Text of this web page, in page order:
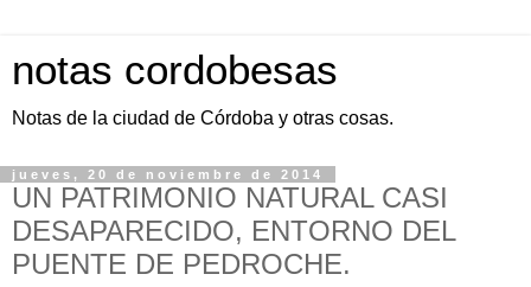
notas cordobesas
Notas de la ciudad de Córdoba y otras cosas.
jueves, 20 de noviembre de 2014
UN PATRIMONIO NATURAL CASI
DESAPARECIDO, ENTORNO DEL
PUENTE DE PEDROCHE.